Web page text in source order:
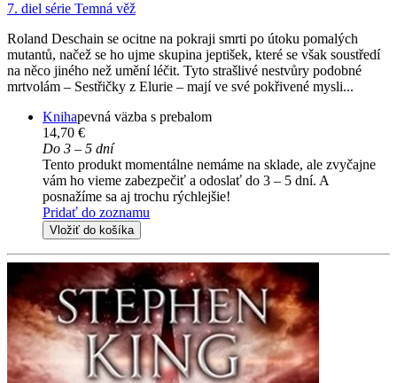
7. diel série Temná věž
Roland Deschain se ocitne na pokraji smrti po útoku pomalých
mutantů, načež se ho ujme skupina jeptišek, které se však soustředí
na něco jiného než umění léčit. Tyto strašlivé nestvůry podobné
mrtvolám – Sestřičky z Elurie – mají ve své pokřivené mysli...
Knihapevná väzba s prebalom
14,70 €
Do 3 – 5 dní
Tento produkt momentálne nemáme na sklade, ale zvyčajne
vám ho vieme zabezpečiť a odoslať do 3 – 5 dní. A
posnažíme sa aj trochu rýchlejšie!
Pridať do zoznamu
Vložiť do košíka